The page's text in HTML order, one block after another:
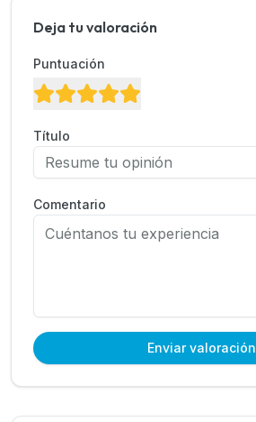
Deja tu valoración
Puntuación
Título
Comentario
Enviar valoración